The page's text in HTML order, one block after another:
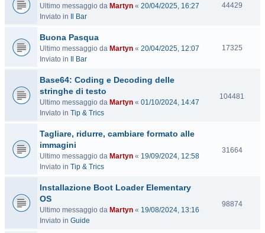
t
Ultimo messaggio da Martyn « 20/04/2025, 16:27
Inviato in
Il Bar
44429V
t
Buona Pasqua
Ultimo messaggio da Martyn « 20/04/2025, 12:07
Inviato in
Il Bar
17325V
e
Base64: Coding e Decoding delle
stringhe di testo
Ultimo messaggio da Martyn « 01/10/2024, 14:47
Inviato in Tip & Trics
104481
Tagliare, ridurre, cambiare formato alle
immagini
Ultimo messaggio da Martyn « 19/09/2024, 12:58
Inviato in Tip & Trics
31664V
e
Installazione Boot Loader Elementary
OS
Ultimo messaggio da Martyn « 19/08/2024, 13:16
Inviato in Guide
98874V